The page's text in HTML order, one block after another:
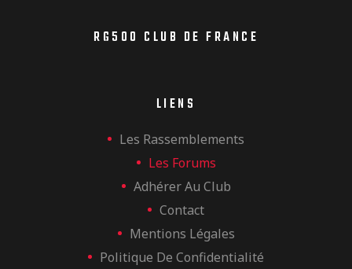
RG500 CLUB DE FRANCE
LIENS
Les Rassemblements
Les Forums
Adhérer Au Club
Contact
Mentions Légales
Politique De Confidentialité